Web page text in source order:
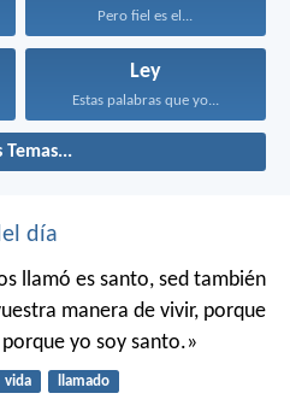
Pero fiel es el...
Ley
Estas palabras que yo...
Temas...
día
llamó es santo, sed también
manera de vivir, porque
yo soy santo.»
vida llamado